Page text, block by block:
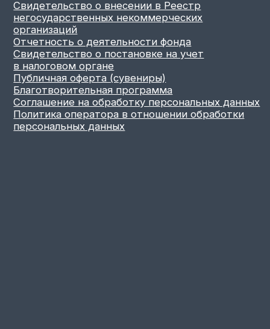
Скопировать
Нажимая на кнопку «Подписаться»,
вы даете согласие на обработку
персональных данныхи соглашаетесь с
политикой конфиденциальности.
Подписаться